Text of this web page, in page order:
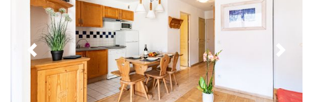
Précédent